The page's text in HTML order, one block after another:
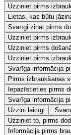
Uzziniet pirms
Lietas, kas būtu
Svarīgi zināt pirms
Uzziniet pirms
Uzziniet pirms
Uzziniet pirms
Svarīga informācija
Pirms izbraukšanas
Iepazīstieties pirms
Svarīga informācija
Uzzini laicīgi
Uzziniet to, pirms
Informācija pirms